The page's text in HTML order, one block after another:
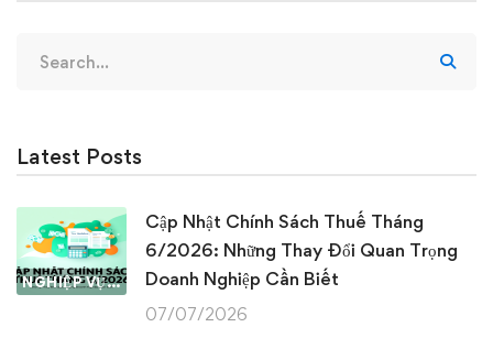
for:
Latest Posts
NGHIỆP VỤ KẾ TOÁN & THUẾ
Cập Nhật Chính Sách Thuế Tháng
6/2026: Những Thay Đổi Quan Trọng
Doanh Nghiệp Cần Biết
07/07/2026